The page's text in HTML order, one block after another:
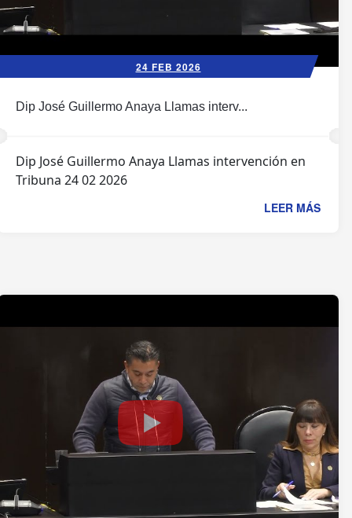
24 FEB 2026
Dip José Guillermo Anaya Llamas interv...
Dip José Guillermo Anaya Llamas intervención en
Tribuna 24 02 2026
LEER MÁS